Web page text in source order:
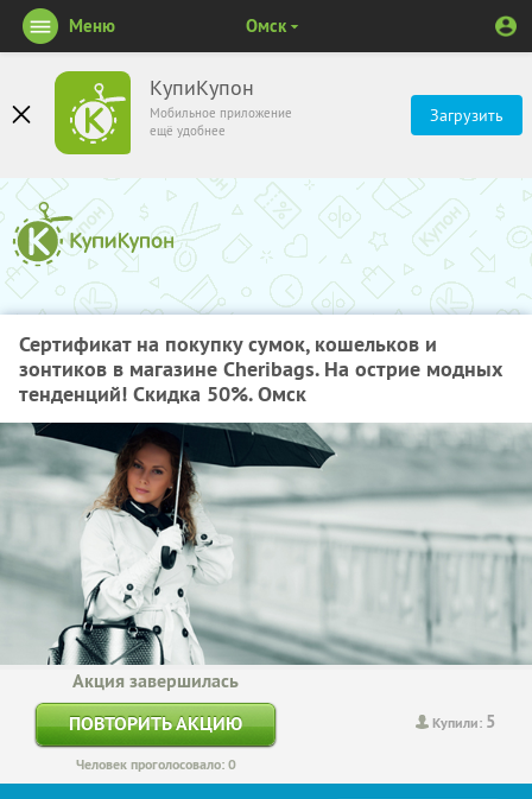
КупиКупон
Мобильное приложение
ещё удобнее
Загрузить
Меню Омск
Сертификат на покупку сумок, кошельков и
зонтиков в магазине Cheribags. На острие модных
тенденций! Скидка 50%. Омск
Купили: 5
Акция завершилась
ПОВТОРИТЬ АКЦИЮ
Человек проголосовало: 0